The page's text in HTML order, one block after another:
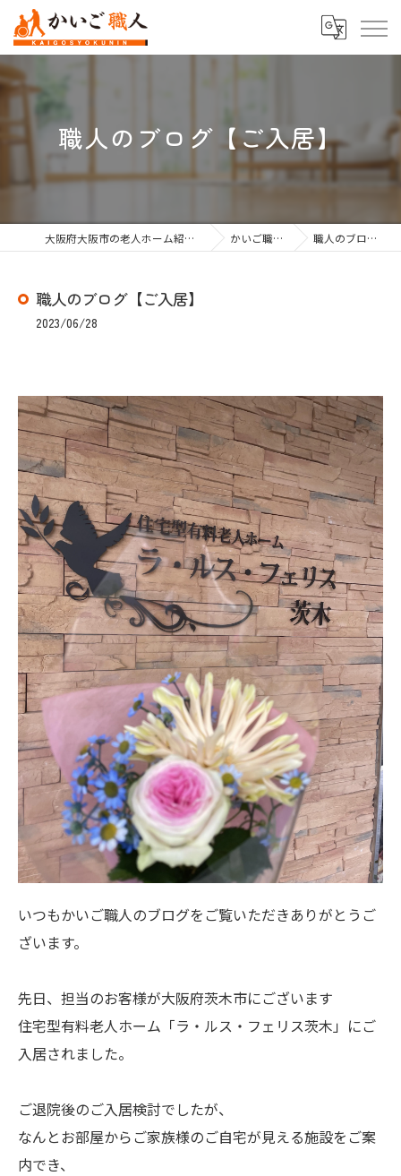
職人のブログ【ご入居】
大阪府大阪市の老人ホーム紹介なら株式会社かいご職人 かいご職人のブログ 職人のブログ【ご入居】
職人のブログ【ご入居】
2023/06/28
いつもかいご職人のブログをご覧いただきありがとうご
ざいます。
先日、担当のお客様が大阪府茨木市にございます
住宅型有料老人ホーム「ラ・ルス・フェリス茨木」にご
入居されました。
ご退院後のご入居検討でしたが、
なんとお部屋からご家族様のご自宅が見える施設をご案
内でき、